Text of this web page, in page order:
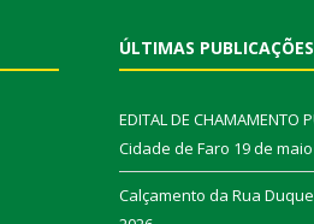
ÚLTIMAS PUBLICAÇÕES
EDITAL DE CHAMAMENTO
Cidade de Faro 19 de
Calçamento da Rua